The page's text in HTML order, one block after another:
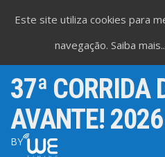
37ª CORRIDA
AVANTE! 2026
BY
Este site utiliza cookies para
navegação. Saiba